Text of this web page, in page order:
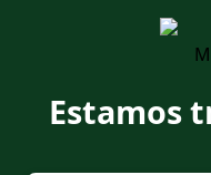
Estamos